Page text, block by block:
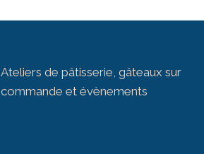
Ateliers de pâtisserie, gâteaux sur
commande et évènements